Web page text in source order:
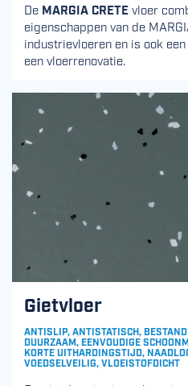
De MARGIA CRETE vloer
eigenschappen van de
industrievloeren en is ook
een vloerrenovatie.
Gietvloer
ANTISLIP, ANTISTATISCH,
DUURZAAM, EENVOUDIGE
KORTE UITHARDINGSTIJD,
VOEDSELVEILIG, VLOEISTOFDICHT